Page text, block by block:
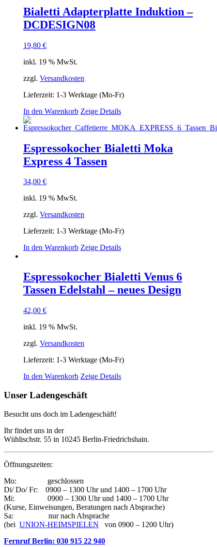
Bialetti Adapterplatte Induktion –
DCDESIGN08
19,80 €
inkl. 19 % MwSt.
zzgl. Versandkosten
Lieferzeit: 1-3 Werktage (Mo-Fr)
In den Warenkorb Zeige Details
Espressokocher Bialetti Moka
Express 4 Tassen
34,00 €
inkl. 19 % MwSt.
zzgl. Versandkosten
Lieferzeit: 1-3 Werktage (Mo-Fr)
In den Warenkorb Zeige Details
Espressokocher Bialetti Venus 6
Tassen Edelstahl – neues Design
42,00 €
inkl. 19 % MwSt.
zzgl. Versandkosten
Lieferzeit: 1-3 Werktage (Mo-Fr)
In den Warenkorb Zeige Details
Unser Ladengeschäft
Besucht uns doch im Ladengeschäft!
Ihr findet uns in der
Wühlischstr. 55 in 10245 Berlin-Friedrichshain.
Öffnungszeiten:
Mo: geschlossen
Di/ Do/ Fr: 0900 – 1300 Uhr und 1400 – 1700 Uhr
Mi: 0900 – 1300 Uhr und 1400 – 1700 Uhr
(Kurse, Einweisungen, Beratungen nach Absprache)
Sa: nur nach Absprache
(bei UNION-HEIMSPIELEN von 0900 – 1200 Uhr)
Fernruf Berlin: 030 915 22 940